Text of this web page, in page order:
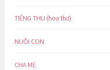
TIẾNG THU (hoạ thơ)
NUÔI CON
CHA MẸ